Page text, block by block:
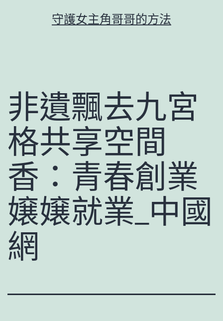
守護女主角哥哥的方法
非遺飄去九宮
格共享空間
香：青春創業
嬢嬢就業_中國
網